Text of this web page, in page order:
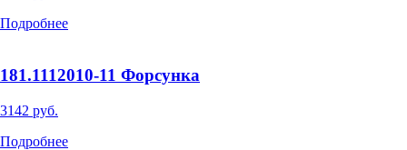
Подробнее
181.1112010-11 Форсунка
3142 руб.
Подробнее